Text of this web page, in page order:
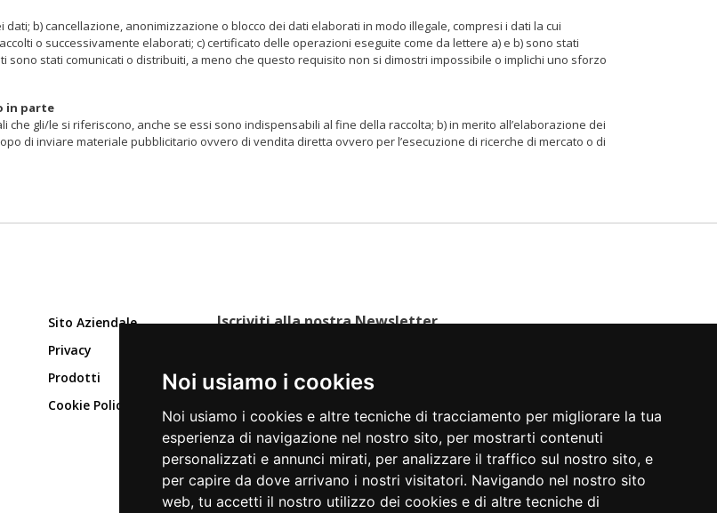
Noi usiamo i cookies
Noi usiamo i cookies e altre tecniche di tracciamento per migliorare la tua
esperienza di navigazione nel nostro sito, per mostrarti contenuti
personalizzati e annunci mirati, per analizzare il traffico sul nostro sito, e
per capire da dove arrivano i nostri visitatori. Navigando nel nostro sito
web, tu accetti il nostro utilizzo dei cookies e di altre tecniche di
b) cancellazione, anonimizzazione o blocco dei dati elaborati in modo illegale, compresi i dati la cui
o successivamente elaborati; c) certificato delle operazioni eseguite come da lettere a) e b) sono stati
stati comunicati o distribuiti, a meno che questo requisito non si dimostri impossibile o implichi uno sforzo
in parte
gli/le si riferiscono, anche se essi sono indispensabili al fine della raccolta; b) in merito all’elaborazione dei
di inviare materiale pubblicitario ovvero di vendita diretta ovvero per l’esecuzione di ricerche di mercato o di
Sito Aziendale
Privacy
Prodotti
Cookie Policy
Iscriviti alla nostra Newsletter
ISCRIVITI